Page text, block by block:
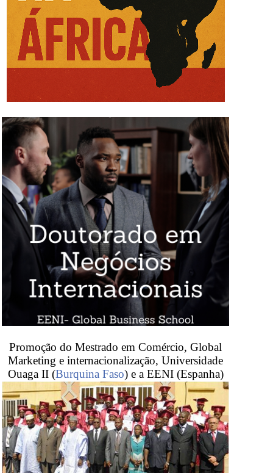
Promoção do Mestrado em Comércio, Global
Marketing e internacionalização, Universidade
Ouaga II (Burquina Faso) e a EENI (Espanha)